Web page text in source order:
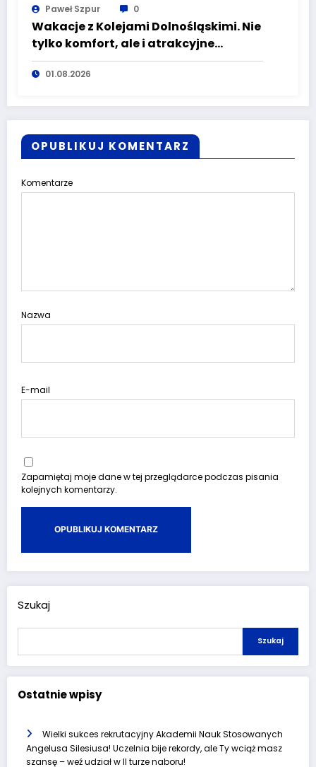
Paweł Szpur 0
Wakacje z Kolejami Dolnośląskimi. Nie
tylko komfort, ale i atrakcyjne
kierunki
01.08.2026
OPUBLIKUJ KOMENTARZ
Komentarze
Nazwa
E-mail
Zapamiętaj moje dane w tej przeglądarce podczas pisania
kolejnych komentarzy.
Szukaj
Szukaj
Ostatnie wpisy
Wielki sukces rekrutacyjny Akademii Nauk Stosowanych
Angelusa Silesiusa! Uczelnia bije rekordy, ale Ty wciąż masz
szansę – weź udział w II turze naboru!